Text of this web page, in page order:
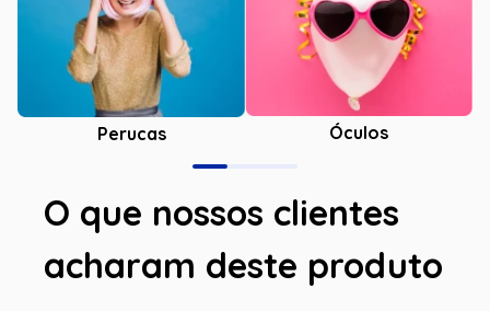
Perucas Óculos
O que nossos clientes
acharam deste produto